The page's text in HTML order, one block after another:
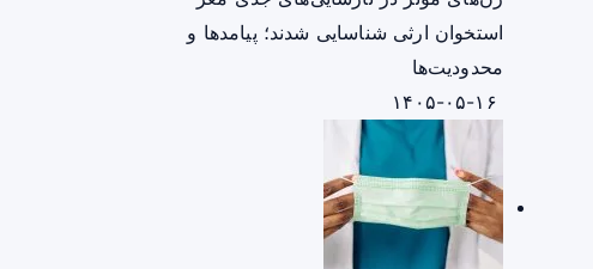
استخوان ارثی شناسایی شدند؛ پیامدها و
محدودیت‌ها